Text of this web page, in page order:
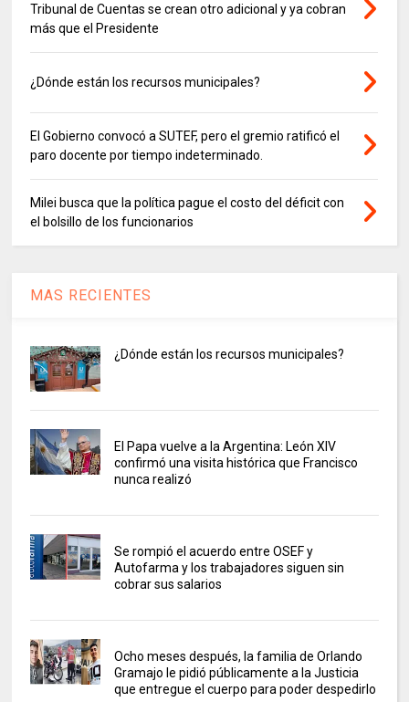
Tribunal de Cuentas se crean otro adicional y ya cobran
más que el Presidente
¿Dónde están los recursos municipales?
El Gobierno convocó a SUTEF, pero el gremio ratificó el
paro docente por tiempo indeterminado.
Milei busca que la política pague el costo del déficit con
el bolsillo de los funcionarios
MAS RECIENTES
¿Dónde están los recursos municipales?
El Papa vuelve a la Argentina: León XIV
confirmó una visita histórica que Francisco
nunca realizó
Se rompió el acuerdo entre OSEF y
Autofarma y los trabajadores siguen sin
cobrar sus salarios
Ocho meses después, la familia de Orlando
Gramajo le pidió públicamente a la Justicia
que entregue el cuerpo para poder despedirlo